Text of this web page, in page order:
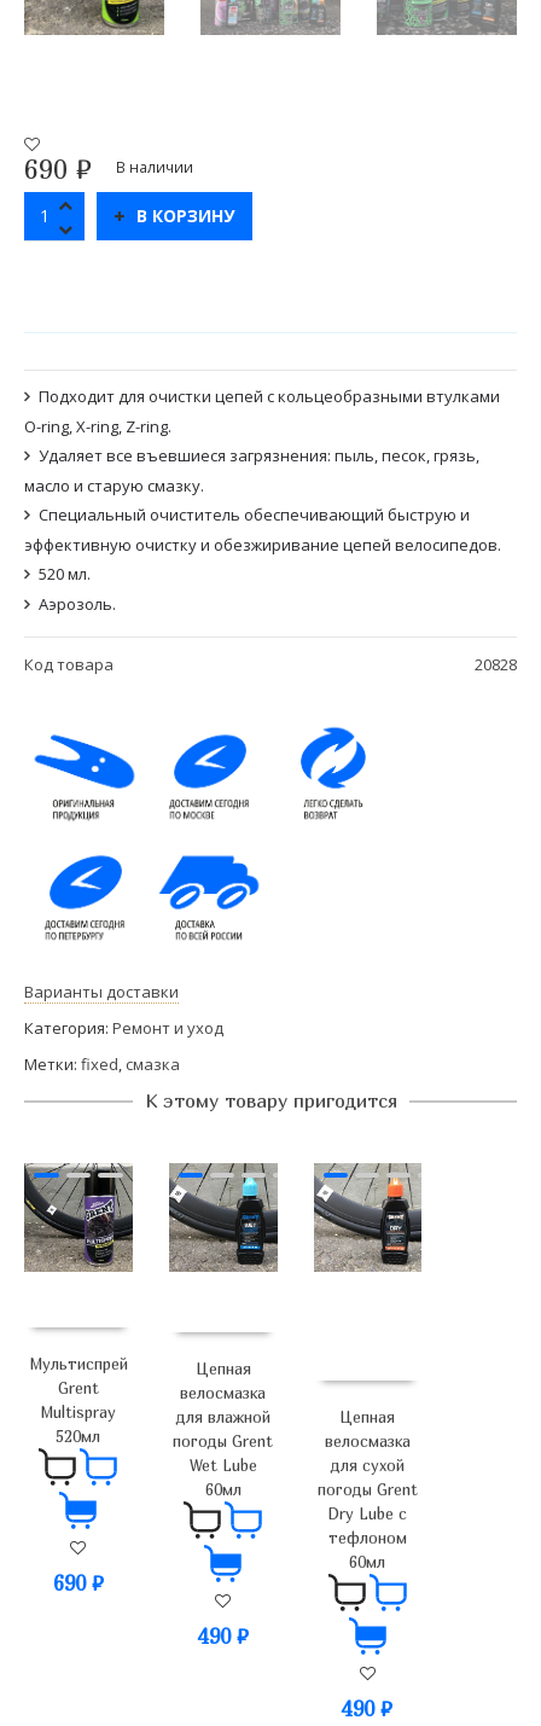
690 ₽ В наличии
В КОРЗИНУ
Подходит для очистки цепей с кольцеобразными втулками
O-ring, X-ring, Z-ring.
Удаляет все въевшиеся загрязнения: пыль, песок, грязь,
масло и старую смазку.
Специальный очиститель обеспечивающий быструю и
эффективную очистку и обезжиривание цепей велосипедов.
520 мл.
Аэрозоль.
Код товара 20828
Варианты доставки
Категория: Ремонт и уход
Метки: fixed, смазка
К этому товару пригодится
Мультиспрей
Grent
Multispray
520мл
690 ₽
Цепная
велосмазка
для влажной
погоды Grent
Wet Lube
60мл
490 ₽
Цепная
велосмазка
для сухой
погоды Grent
Dry Lube с
тефлоном
60мл
490₽